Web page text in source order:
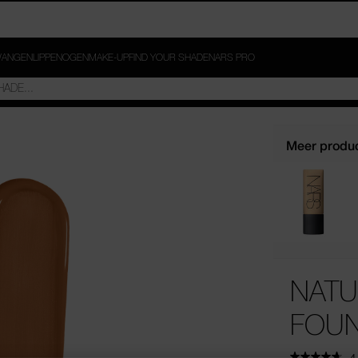
LIPPENOGENMAKE-UPFIND YOUR SHADENARS PRO
Meer